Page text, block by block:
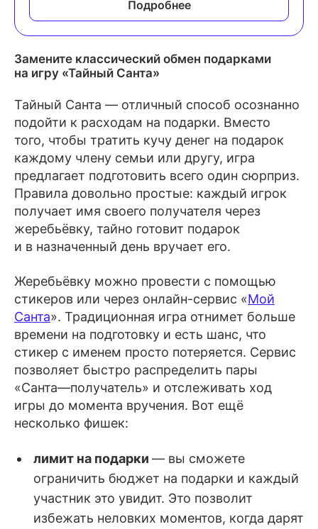
Подробнее
Замените классический обмен подарками
на игру «Тайный Санта»
Тайный Санта — отличный способ осознанно
подойти к расходам на подарки. Вместо
того, чтобы тратить кучу денег на подарок
каждому члену семьи или другу, игра
предлагает подготовить всего один сюрприз.
Правила довольно простые: каждый игрок
получает имя своего получателя через
жеребьёвку, тайно готовит подарок
и в назначенный день вручает его.
Жеребьёвку можно провести с помощью
стикеров или через онлайн-сервис «Мой
Санта». Традиционная игра отнимет больше
времени на подготовку и есть шанс, что
стикер с именем просто потеряется. Сервис
позволяет быстро распределить пары
«Санта—получатель» и отслеживать ход
игры до момента вручения. Вот ещё
несколько фишек:
лимит на подарки — вы сможете
ограничить бюджет на подарки и каждый
участник это увидит. Это позволит
избежать неловких моментов, когда дарят